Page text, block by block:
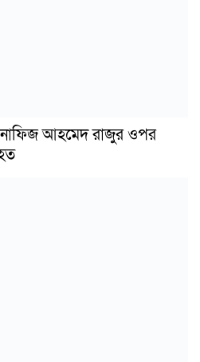
আহমেদ রাজুর ওপর